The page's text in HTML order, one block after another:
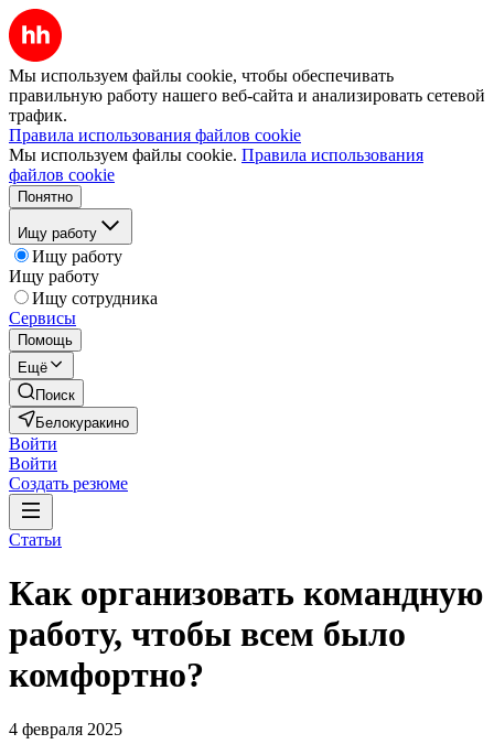
Мы используем файлы cookie, чтобы обеспечивать
правильную работу нашего веб-сайта и анализировать сетевой
трафик.
Правила использования файлов cookie
Мы используем файлы cookie. Правила использования
файлов cookie
Понятно
Ищу работу
Ищу работу
Ищу работу
Ищу сотрудника
Сервисы
Помощь
Ещё
Поиск
Белокуракино
Войти
Войти
Создать резюме
Статьи
Как организовать командную
работу, чтобы всем было
комфортно?
4 февраля 2025